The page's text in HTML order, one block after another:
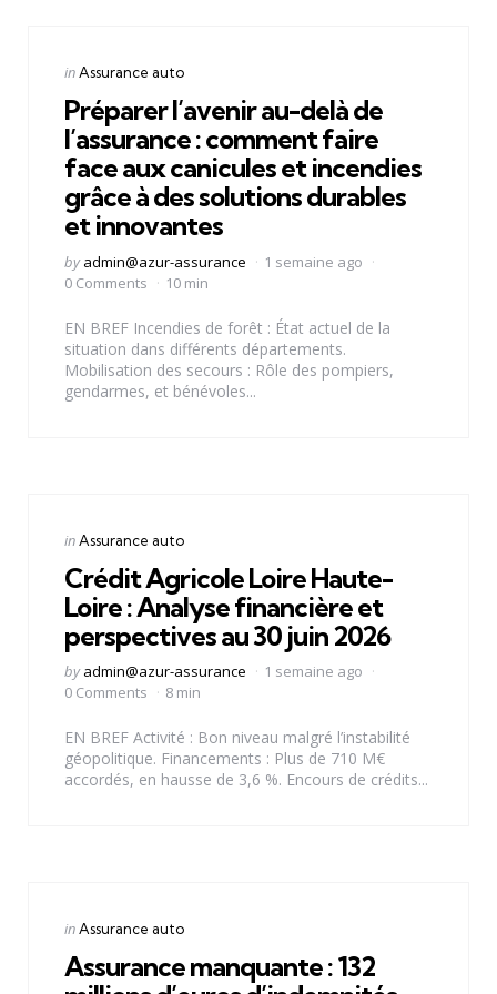
Categories
Posted
inAssurance auto
Préparer l’avenir au-delà de
l’assurance : comment faire
face aux canicules et incendies
grâce à des solutions durables
et innovantes
Posted
by
by admin@azur-assurance
1 semaine ago
0 Comments
10 min
EN BREF Incendies de forêt : État actuel de la
situation dans différents départements.
Mobilisation des secours : Rôle des pompiers,
gendarmes, et bénévoles...
Categories
Posted
inAssurance auto
Crédit Agricole Loire Haute-
Loire : Analyse financière et
perspectives au 30 juin 2026
Posted
by
by admin@azur-assurance
1 semaine ago
0 Comments
8 min
EN BREF Activité : Bon niveau malgré l’instabilité
géopolitique. Financements : Plus de 710 M€
accordés, en hausse de 3,6 %. Encours de crédits...
Categories
Posted
inAssurance auto
Assurance manquante : 132